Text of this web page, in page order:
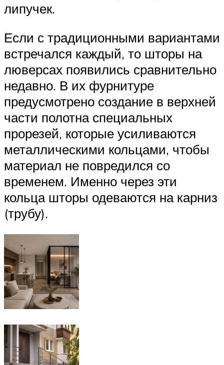
липучек.
Если с традиционными вариантами
встречался каждый, то шторы на
люверсах появились сравнительно
недавно. В их фурнитуре
предусмотрено создание в верхней
части полотна специальных
прорезей, которые усиливаются
металлическими кольцами, чтобы
материал не повредился со
временем. Именно через эти
кольца шторы одеваются на карниз
(трубу).